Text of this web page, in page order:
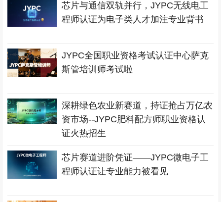
芯片与通信双轨并行，JYPC无线电工
程师认证为电子类人才加注专业背书
JYPC全国职业资格考试认证中心萨克
斯管培训师考试啦
深耕绿色农业新赛道，持证抢占万亿农
资市场--JYPC肥料配方师职业资格认
证火热招生
芯片赛道进阶凭证——JYPC微电子工
程师认证让专业能力被看见